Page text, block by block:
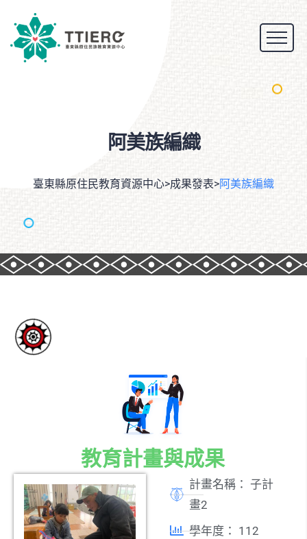
阿美族編織
臺東縣原住民教育資源中心>成果發表>阿美族編織
教育計畫與成果
計畫名稱： 子計
畫2
學年度： 112